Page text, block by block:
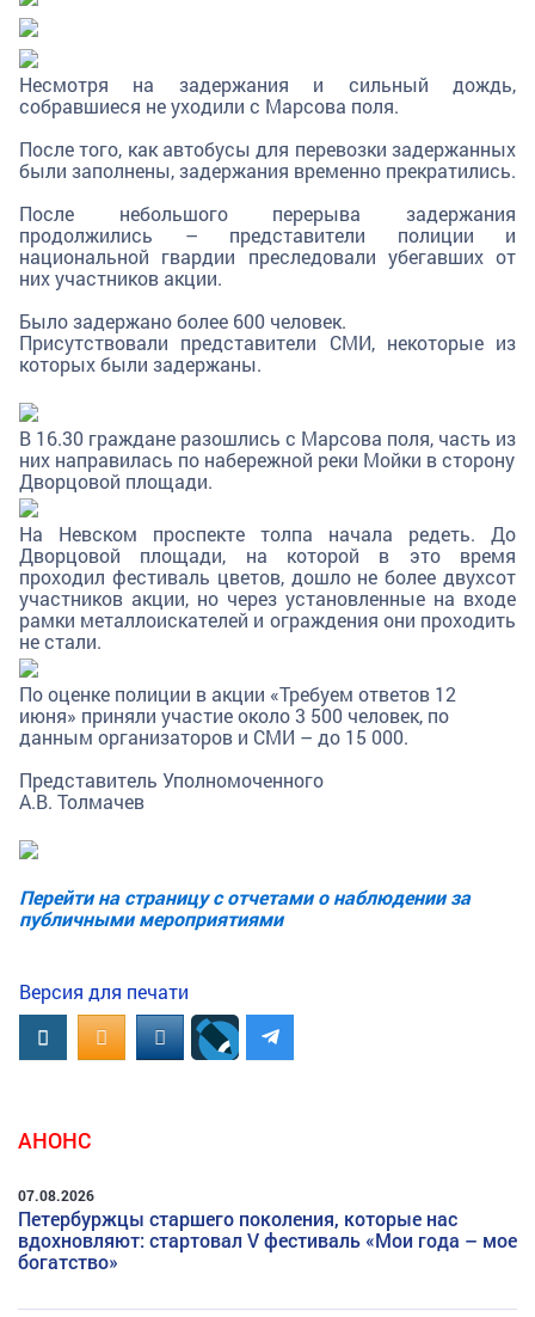
Несмотря на задержания и сильный дождь,
собравшиеся не уходили с Марсова поля.
После того, как автобусы для перевозки задержанных
были заполнены, задержания временно прекратились.
После небольшого перерыва задержания
продолжились – представители полиции и
национальной гвардии преследовали убегавших от
них участников акции.
Было задержано более 600 человек.
Присутствовали представители СМИ, некоторые из
которых были задержаны.
В 16.30 граждане разошлись с Марсова поля, часть из
них направилась по набережной реки Мойки в сторону
Дворцовой площади.
На Невском проспекте толпа начала редеть. До
Дворцовой площади, на которой в это время
проходил фестиваль цветов, дошло не более двухсот
участников акции, но через установленные на входе
рамки металлоискателей и ограждения они проходить
не стали.
По оценке полиции в акции «Требуем ответов 12
июня» приняли участие около 3 500 человек, по
данным организаторов и СМИ – до 15 000.
Представитель Уполномоченного
А.В. Толмачев
Перейти на страницу с отчетами о наблюдении за
публичными мероприятиями
Версия для печати
ВконтактеOK.RUMAIL.RU
АНОНС
07.08.2026
Петербуржцы старшего поколения, которые нас
вдохновляют: стартовал V фестиваль «Мои года – мое
богатство»